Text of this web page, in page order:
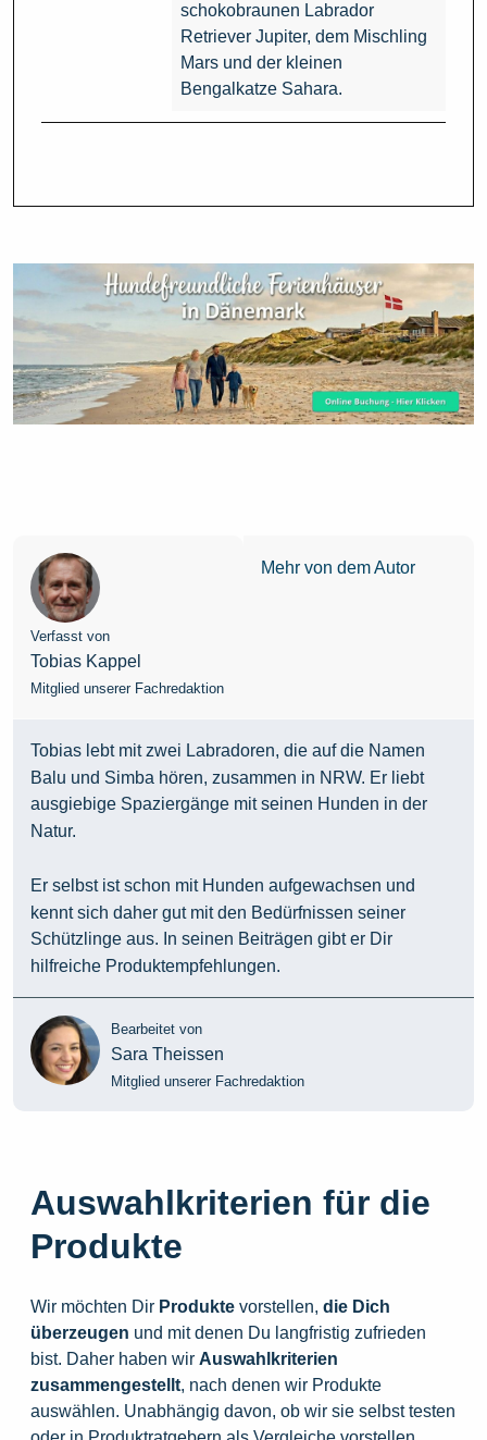
schokobraunen Labrador
Retriever Jupiter, dem Mischling
Mars und der kleinen
Bengalkatze Sahara.
Verfasst von
Tobias Kappel
Mitglied unserer Fachredaktion
Mehr von dem Autor
Tobias lebt mit zwei Labradoren, die auf die Namen
Balu und Simba hören, zusammen in NRW. Er liebt
ausgiebige Spaziergänge mit seinen Hunden in der
Natur.
Er selbst ist schon mit Hunden aufgewachsen und
kennt sich daher gut mit den Bedürfnissen seiner
Schützlinge aus. In seinen Beiträgen gibt er Dir
hilfreiche Produktempfehlungen.
Bearbeitet von
Sara Theissen
Mitglied unserer Fachredaktion
Auswahlkriterien für die
Produkte
Wir möchten Dir Produkte vorstellen, die Dich
überzeugen und mit denen Du langfristig zufrieden
bist. Daher haben wir Auswahlkriterien
zusammengestellt, nach denen wir Produkte
auswählen. Unabhängig davon, ob wir sie selbst testen